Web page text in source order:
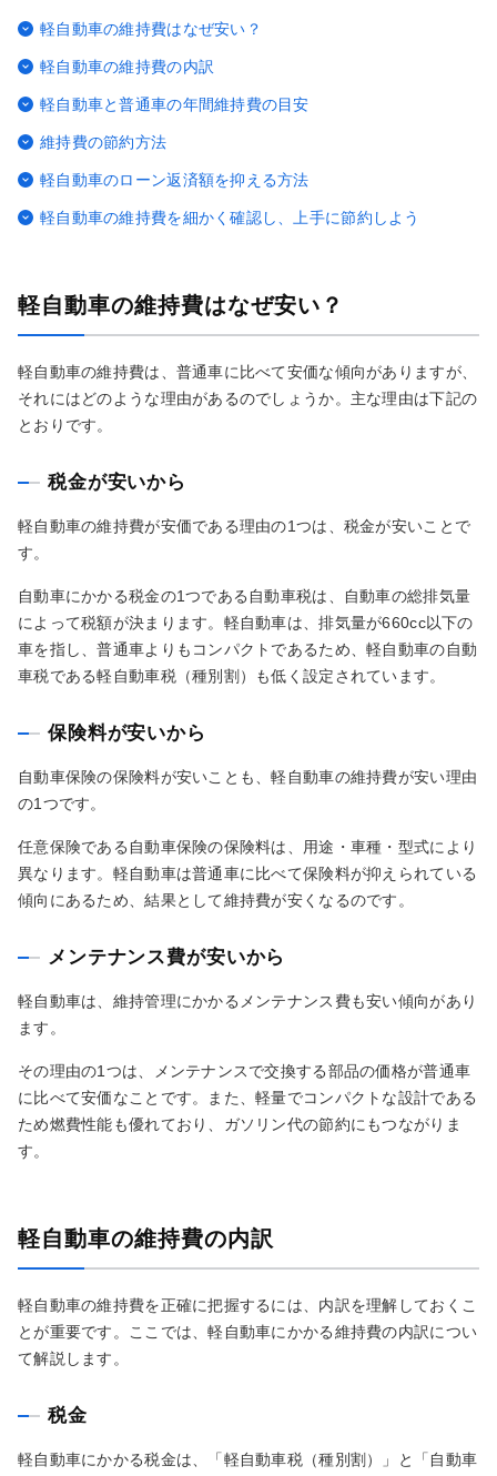
軽自動車の維持費はなぜ安い？
軽自動車の維持費の内訳
軽自動車と普通車の年間維持費の目安
維持費の節約方法
軽自動車のローン返済額を抑える方法
軽自動車の維持費を細かく確認し、上手に節約しよう
軽自動車の維持費はなぜ安い？
軽自動車の維持費は、普通車に比べて安価な傾向がありますが、
それにはどのような理由があるのでしょうか。主な理由は下記の
とおりです。
税金が安いから
軽自動車の維持費が安価である理由の1つは、税金が安いことで
す。
自動車にかかる税金の1つである自動車税は、自動車の総排気量
によって税額が決まります。軽自動車は、排気量が660cc以下の
車を指し、普通車よりもコンパクトであるため、軽自動車の自動
車税である軽自動車税（種別割）も低く設定されています。
保険料が安いから
自動車保険の保険料が安いことも、軽自動車の維持費が安い理由
の1つです。
任意保険である自動車保険の保険料は、用途・車種・型式により
異なります。軽自動車は普通車に比べて保険料が抑えられている
傾向にあるため、結果として維持費が安くなるのです。
メンテナンス費が安いから
軽自動車は、維持管理にかかるメンテナンス費も安い傾向があり
ます。
その理由の1つは、メンテナンスで交換する部品の価格が普通車
に比べて安価なことです。また、軽量でコンパクトな設計である
ため燃費性能も優れており、ガソリン代の節約にもつながりま
す。
軽自動車の維持費の内訳
軽自動車の維持費を正確に把握するには、内訳を理解しておくこ
とが重要です。ここでは、軽自動車にかかる維持費の内訳につい
て解説します。
税金
軽自動車にかかる税金は、「軽自動車税（種別割）」と「自動車